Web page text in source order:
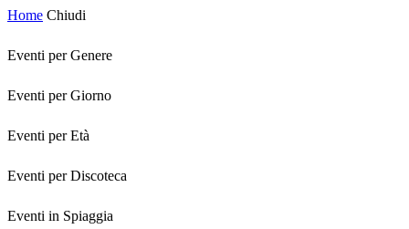
Home Chiudi
Eventi per Genere
Eventi per Giorno
Eventi per Età
Eventi per Discoteca
Eventi in Spiaggia